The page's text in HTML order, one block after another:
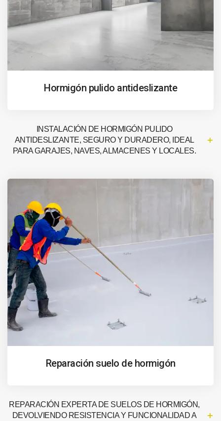
Hormigón pulido antideslizante
INSTALACIÓN DE HORMIGÓN PULIDO
ANTIDESLIZANTE, SEGURO Y DURADERO, IDEAL
PARA GARAJES, NAVES, ALMACENES Y LOCALES.
Reparación suelo de hormigón
REPARACIÓN EXPERTA DE SUELOS DE HORMIGÓN,
DEVOLVIENDO RESISTENCIA Y FUNCIONALIDAD A